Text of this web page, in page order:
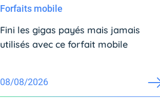
Forfaits mobile
Fini les gigas payés mais jamais
utilisés avec ce forfait mobile
08/08/2026